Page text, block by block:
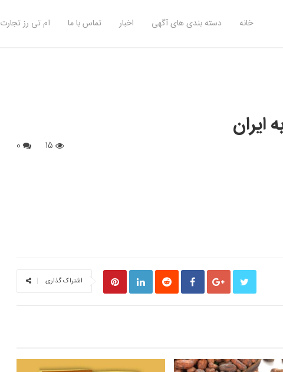
خانه دسته بندی های آگهی اخبار تماس با ما ام تی رز تجارت
ایران
اشتراک گذاری